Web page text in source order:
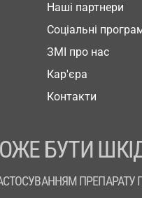
Наші партнери
Соціальні
ЗМІ про нас
Кар'єра
Контакти
БУТИ
ПРЕПАРАТУ